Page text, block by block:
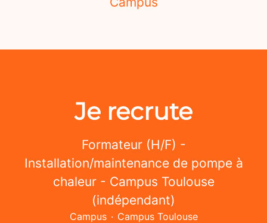
Je recrute
Formateur (H/F) -
Installation/maintenance de pompe à
chaleur - Campus Toulouse
(indépendant)
Campus · Campus Toulouse